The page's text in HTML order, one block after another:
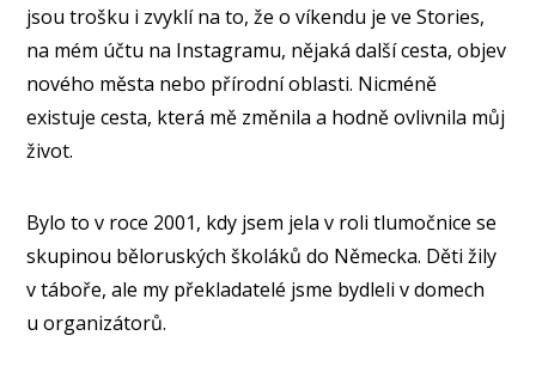
jsou trošku i zvyklí na to, že o víkendu je ve Stories,
na mém účtu na Instagramu, nějaká další cesta, objev
nového města nebo přírodní oblasti. Nicméně
existuje cesta, která mě změnila a hodně ovlivnila můj
život.
Bylo to v roce 2001, kdy jsem jela v roli tlumočnice se
skupinou běloruských školáků do Německa. Děti žily
v táboře, ale my překladatelé jsme bydleli v domech
u organizátorů.